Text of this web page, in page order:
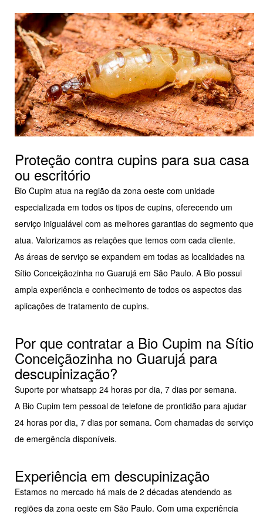
Proteção contra cupins para sua casa
ou escritório
Bio Cupim atua na região da zona oeste com unidade
especializada em todos os tipos de cupins, oferecendo um
serviço inigualável com as melhores garantias do segmento que
atua. Valorizamos as relações que temos com cada cliente.
As áreas de serviço se expandem em todas as localidades na
Sítio Conceiçãozinha no Guarujá em São Paulo. A Bio possui
ampla experiência e conhecimento de todos os aspectos das
aplicações de tratamento de cupins.
Por que contratar a Bio Cupim na Sítio
Conceiçãozinha no Guarujá para
descupinização?
Suporte por whatsapp 24 horas por dia, 7 dias por semana.
A Bio Cupim tem pessoal de telefone de prontidão para ajudar
24 horas por dia, 7 dias por semana. Com chamadas de serviço
de emergência disponíveis.
Experiência em descupinização
Estamos no mercado há mais de 2 décadas atendendo as
regiões da zona oeste em São Paulo. Com uma experiência